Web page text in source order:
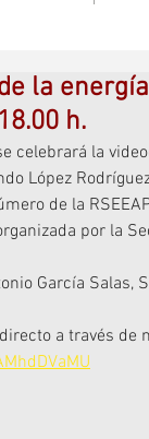
la
h.
celebrará la
López
de la
por la
García Salas,
a través de